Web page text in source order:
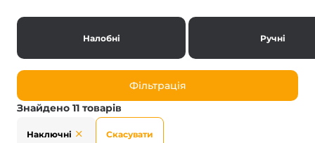
Налобні Ручні
Фільтрація
Знайдено 11 товарів
Наключні Скасувати